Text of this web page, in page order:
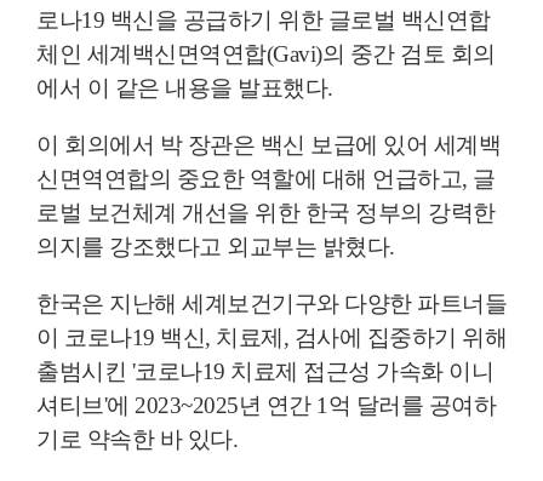
로나19 백신을 공급하기 위한 글로벌 백신연합
체인 세계백신면역연합(Gavi)의 중간 검토 회의
에서 이 같은 내용을 발표했다.
이 회의에서 박 장관은 백신 보급에 있어 세계백
신면역연합의 중요한 역할에 대해 언급하고, 글
로벌 보건체계 개선을 위한 한국 정부의 강력한
의지를 강조했다고 외교부는 밝혔다.
한국은 지난해 세계보건기구와 다양한 파트너들
이 코로나19 백신, 치료제, 검사에 집중하기 위해
출범시킨 '코로나19 치료제 접근성 가속화 이니
셔티브'에 2023~2025년 연간 1억 달러를 공여하
기로 약속한 바 있다.